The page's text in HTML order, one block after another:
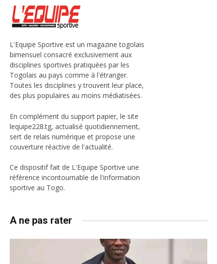
L'Equipe Sportive est un magazine togolais
bimensuel consacré exclusivement aux
disciplines sportives pratiquées par les
Togolais au pays comme à l'étranger.
Toutes les disciplines y trouvent leur place,
des plus populaires au moins médiatisées.
En complément du support papier, le site
lequipe228.tg, actualisé quotidiennement,
sert de relais numérique et propose une
couverture réactive de l'actualité.
Ce dispositif fait de L'Equipe Sportive une
référence incontournable de l'information
sportive au Togo.
A ne pas rater